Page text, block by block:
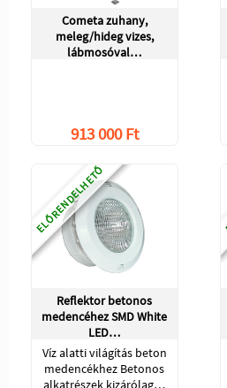
Cometa zuhany,
meleg/hideg vizes,
lábmosóval…
913 000 Ft
ELŐRENDELHETŐ
Reflektor betonos
medencéhez SMD White
LED…
Víz alatti világítás beton
medencékhez Betonos
alkatrészek kizárólag…